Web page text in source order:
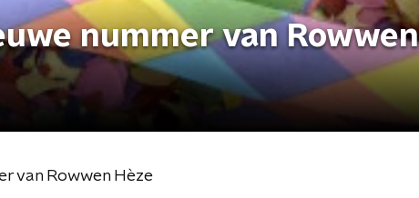
nummer van Rowwen
van Rowwen Hèze